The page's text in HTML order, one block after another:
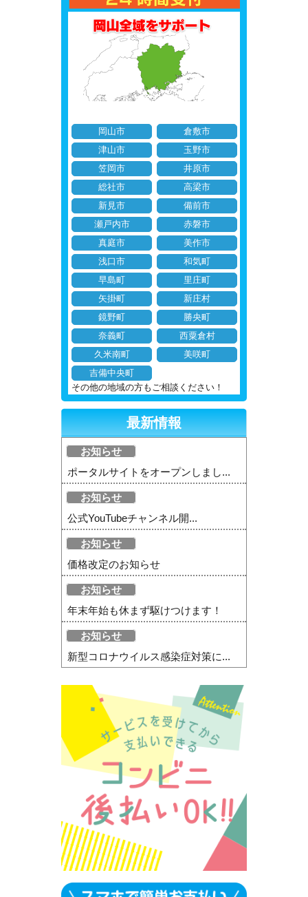
岡山市
倉敷市
津山市
玉野市
笠岡市
井原市
総社市
高梁市
新見市
備前市
瀬戸内市
赤磐市
真庭市
美作市
浅口市
和気町
早島町
里庄町
矢掛町
新庄村
鏡野町
勝央町
奈義町
西粟倉村
久米南町
美咲町
吉備中央町
その他の地域の方もご相談ください！
最新情報
お知らせ
ポータルサイトをオープンしまし...
お知らせ
公式YouTubeチャンネル開...
お知らせ
価格改定のお知らせ
お知らせ
年末年始も休まず駆けつけます！
お知らせ
新型コロナウイルス感染症対策に...